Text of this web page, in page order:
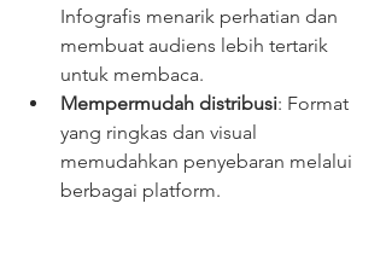
Infografis menarik perhatian dan
membuat audiens lebih tertarik
untuk membaca.
Mempermudah distribusi: Format
yang ringkas dan visual
memudahkan penyebaran melalui
berbagai platform.